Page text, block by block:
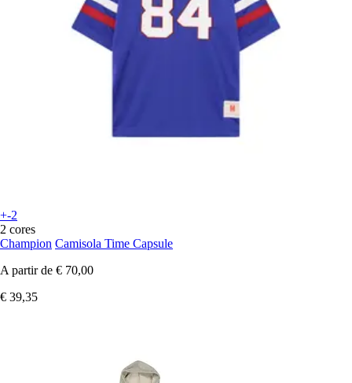
+-2
2 cores
Champion Camisola Time Capsule
A partir de € 70,00
€ 39,35